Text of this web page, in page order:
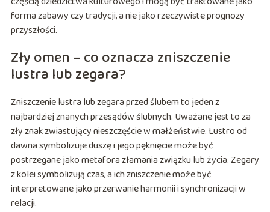
forma zabawy czy tradycji, a nie jako rzeczywiste prognozy
przyszłości.
Zły omen – co oznacza zniszczenie
lustra lub zegara?
Zniszczenie lustra lub zegara przed ślubem to jeden z
najbardziej znanych przesądów ślubnych. Uważane jest to za
zły znak zwiastujący nieszczęście w małżeństwie. Lustro od
dawna symbolizuje duszę i jego pęknięcie może być
postrzegane jako metafora złamania związku lub życia. Zegary
z kolei symbolizują czas, a ich zniszczenie może być
interpretowane jako przerwanie harmonii i synchronizacji w
relacji.